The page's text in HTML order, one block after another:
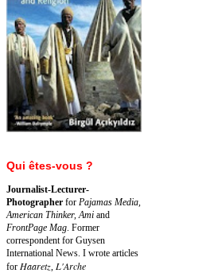
Qui êtes-vous ?
Journalist-Lecturer-
Photographer for Pajamas Media,
American Thinker, Ami and
FrontPage Mag. Former
correspondent for Guysen
International News. I wrote articles
for Haaretz, L'Arche